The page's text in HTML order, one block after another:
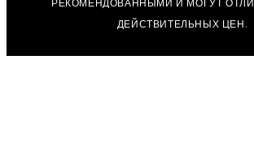
РЕКОМЕНДОВАННЫМИ И МОГУТ
ДЕЙСТВИТЕЛЬНЫХ ЦЕН.